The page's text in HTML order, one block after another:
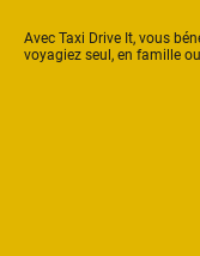
Avec Taxi Drive It, vous
voyagiez seul, en famille